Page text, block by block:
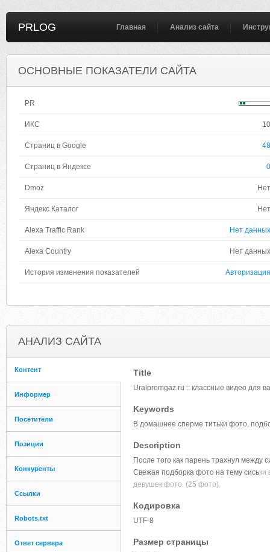
PRLOG Главная Анализ сайта
ОСНОВНЫЕ ПОКАЗАТЕЛИ САЙТА
PR
ИКС 10
Страниц в Google 48
Страниц в Яндексе 0
Dmoz Нет
Яндекс Каталог Нет
Alexa Traffic Rank Нет данных
Alexa Country Нет данных
История изменения показателей Авторизация
АНАЛИЗ САЙТА
Контент
Информер
Посетители
Позиции
Конкуренты
Ссылки
Robots.txt
Ответ сервера
Title
Uralpromgaz.ru :: классные видео для
Keywords
В домашнее сперме титьки фото,
Description
После того как парень трахнул между
Свежая подборка фото на тему сиськи
девушек фото. (25 фото).
Кодировка
UTF-8
Размер страницы